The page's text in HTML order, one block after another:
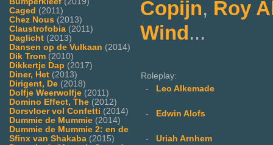
Caged (2011)
Chez Nous (2013)
Claustrofobia (2011)
Daglicht (2013)
Dansen op de Vulkaan (2014)
Dik Trom (2010)
Dikkertje Dap (2017)
Diner, Het (2013)
Dirigent, De (2018)
Dolfje Weerwolfje (2011)
Domino Effect, The (2012)
Dorsvloer vol Confetti (2014)
Dummie de Mummie (2014)
Dummie de Mummie 2: en de
Sfinx van Shakaba (2015)
Copijn, Roy
Wind...
Roleplay:
-
Leo Alkemade
- Edwin Alofs
- Uriah Arnhem